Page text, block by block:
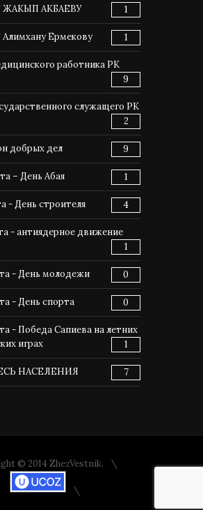
ЖАКЫП АКБАЕВУ 1
Алимхану Ермекову 1
работника РК
9
служащего РК
2
добрых дел 9
– День Абая 1
- День строителя 4
- антиядерное движение
1
- День молодежи 0
- День спорта 0
- Победа Сапиева на летних
играх
1
НАСЕЛЕНИЯ 7
© 2014 ZhezVestnik.